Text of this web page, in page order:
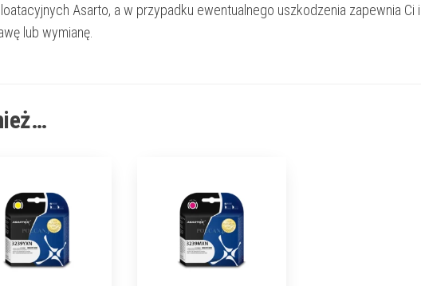
Asarto, a w przypadku ewentualnego uszkodzenia zapewnia Ci
lub wymianę.